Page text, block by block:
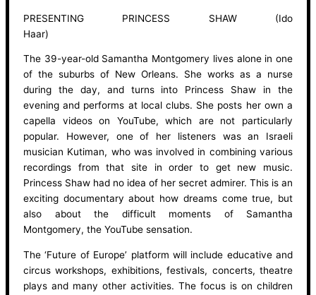
PRESENTING PRINCESS SHAW (Ido
Haar)
The 39-year-old Samantha Montgomery lives alone in one
of the suburbs of New Orleans. She works as a nurse
during the day, and turns into Princess Shaw in the
evening and performs at local clubs. She posts her own a
capella videos on YouTube, which are not particularly
popular. However, one of her listeners was an Israeli
musician Kutiman, who was involved in combining various
recordings from that site in order to get new music.
Princess Shaw had no idea of ​​her secret admirer. This is an
exciting documentary about how dreams come true, but
also about the difficult moments of Samantha
Montgomery, the YouTube sensation.
The ‘Future of Europe’ platform will include educative and
circus workshops, exhibitions, festivals, concerts, theatre
plays and many other activities. The focus is on children